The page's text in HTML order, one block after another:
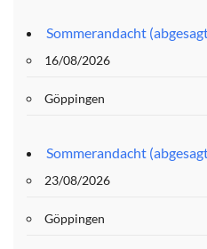
Sommerandacht
16/08/2026
Göppingen
Sommerandacht
23/08/2026
Göppingen